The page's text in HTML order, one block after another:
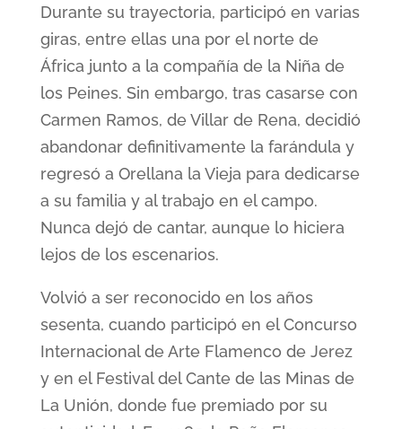
Durante su trayectoria, participó en varias
giras, entre ellas una por el norte de
África junto a la compañía de la Niña de
los Peines. Sin embargo, tras casarse con
Carmen Ramos, de Villar de Rena, decidió
abandonar definitivamente la farándula y
regresó a Orellana la Vieja para dedicarse
a su familia y al trabajo en el campo.
Nunca dejó de cantar, aunque lo hiciera
lejos de los escenarios.
Volvió a ser reconocido en los años
sesenta, cuando participó en el Concurso
Internacional de Arte Flamenco de Jerez
y en el Festival del Cante de las Minas de
La Unión, donde fue premiado por su